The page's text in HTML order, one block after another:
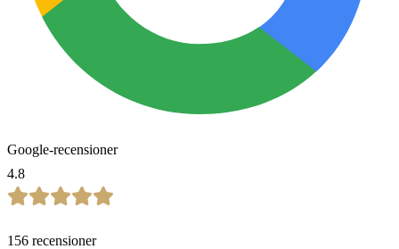
Google-recensioner
4.8
156 recensioner